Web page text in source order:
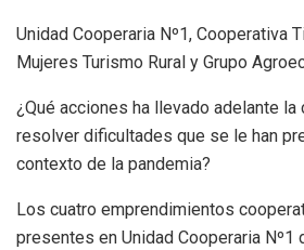
Unidad Cooperaria Nº1, Cooperativa
Mujeres Turismo Rural y Grupo
¿Qué acciones ha llevado adelante la
resolver dificultades que se le han
contexto de la pandemia?
Los cuatro emprendimientos
presentes en Unidad Cooperaria Nº1